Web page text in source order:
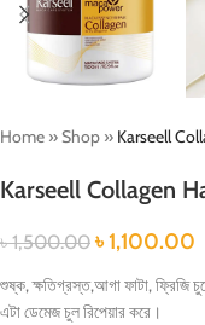
Home »Shop » Karseell
Karseell Collagen
৳1,500.00 ৳1,100.00
শুষ্ক, ক্ষতিগ্রস্ত,আগা ফাটা, ফ্রিজি
এটা ডেমেজ চুল রিপেয়ার করে।